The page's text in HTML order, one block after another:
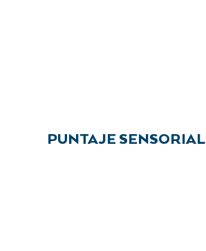
PUNTAJE SENSORIAL